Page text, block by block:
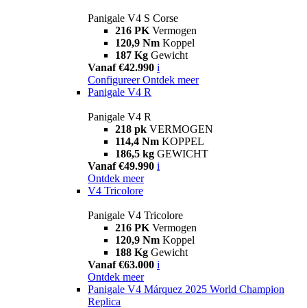
Panigale V4 S Corse
216 PK Vermogen
120,9 Nm Koppel
187 Kg Gewicht
Vanaf €42.990 i
Configureer Ontdek meer
Panigale V4 R
Panigale V4 R
218 pk VERMOGEN
114,4 Nm KOPPEL
186,5 kg GEWICHT
Vanaf €49.990 i
Ontdek meer
V4 Tricolore
Panigale V4 Tricolore
216 PK Vermogen
120,9 Nm Koppel
188 Kg Gewicht
Vanaf €63.000 i
Ontdek meer
Panigale V4 Márquez 2025 World Champion
Replica